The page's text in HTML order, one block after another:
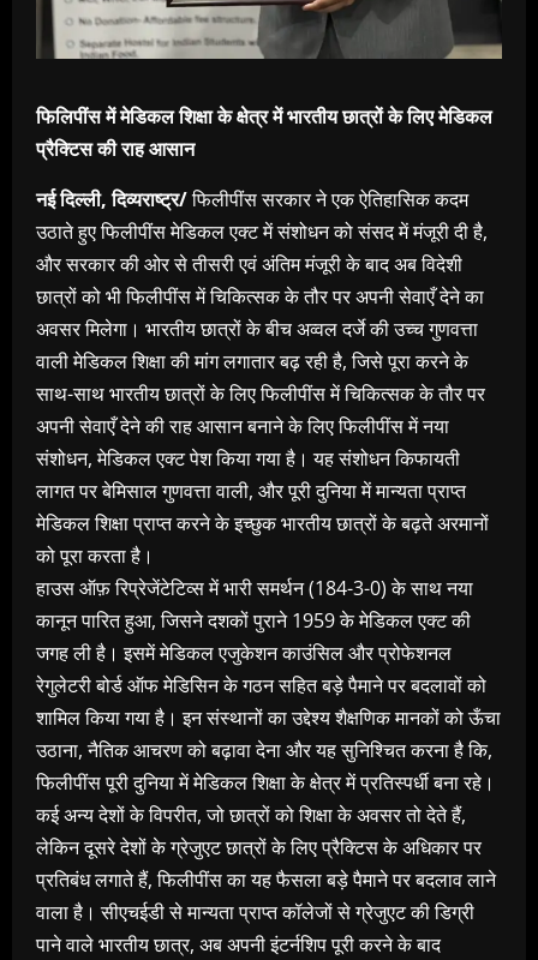
फिलिपींस में मेडिकल शिक्षा के क्षेत्र में भारतीय छात्रों के लिए मेडिकल
प्रैक्टिस की राह आसान
नई दिल्ली, दिव्यराष्ट्र/फिलीपींस सरकार ने एक ऐतिहासिक कदम
उठाते हुए फिलीपींस मेडिकल एक्ट में संशोधन को संसद में मंजूरी दी है,
और सरकार की ओर से तीसरी एवं अंतिम मंजूरी के बाद अब विदेशी
छात्रों को भी फिलीपींस में चिकित्सक के तौर पर अपनी सेवाएँ देने का
अवसर मिलेगा। भारतीय छात्रों के बीच अव्वल दर्जे की उच्च गुणवत्ता
वाली मेडिकल शिक्षा की मांग लगातार बढ़ रही है, जिसे पूरा करने के
साथ-साथ भारतीय छात्रों के लिए फिलीपींस में चिकित्सक के तौर पर
अपनी सेवाएँ देने की राह आसान बनाने के लिए फिलीपींस में नया
संशोधन, मेडिकल एक्ट पेश किया गया है। यह संशोधन किफायती
लागत पर बेमिसाल गुणवत्ता वाली, और पूरी दुनिया में मान्यता प्राप्त
मेडिकल शिक्षा प्राप्त करने के इच्छुक भारतीय छात्रों के बढ़ते अरमानों
को पूरा करता है।
हाउस ऑफ़ रिप्रेजेंटेटिव्स में भारी समर्थन (184-3-0) के साथ नया
कानून पारित हुआ, जिसने दशकों पुराने 1959 के मेडिकल एक्ट की
जगह ली है। इसमें मेडिकल एजुकेशन काउंसिल और प्रोफेशनल
रेगुलेटरी बोर्ड ऑफ मेडिसिन के गठन सहित बड़े पैमाने पर बदलावों को
शामिल किया गया है। इन संस्थानों का उद्देश्य शैक्षणिक मानकों को ऊँचा
उठाना, नैतिक आचरण को बढ़ावा देना और यह सुनिश्चित करना है कि,
फिलीपींस पूरी दुनिया में मेडिकल शिक्षा के क्षेत्र में प्रतिस्पर्धी बना रहे।
कई अन्य देशों के विपरीत, जो छात्रों को शिक्षा के अवसर तो देते हैं,
लेकिन दूसरे देशों के ग्रेजुएट छात्रों के लिए प्रैक्टिस के अधिकार पर
प्रतिबंध लगाते हैं, फिलीपींस का यह फैसला बड़े पैमाने पर बदलाव लाने
वाला है। सीएचईडी से मान्यता प्राप्त कॉलेजों से ग्रेजुएट की डिग्री
पाने वाले भारतीय छात्र, अब अपनी इंटर्नशिप पूरी करने के बाद